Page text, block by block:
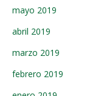
mayo 2019
abril 2019
marzo 2019
febrero 2019